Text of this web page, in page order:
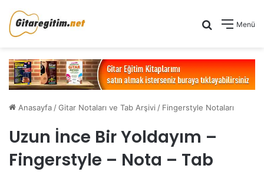
Menü
Arama yap
Anasayfa /Gitar Notaları ve Tab Arşivi / Fingerstyle Notaları
Uzun İnce Bir Yoldayım –
Fingerstyle – Nota – Tab